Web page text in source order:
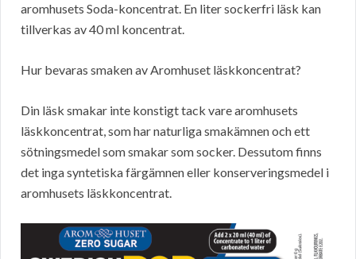
aromhusets Soda-koncentrat. En liter sockerfri läsk kan
tillverkas av 40 ml koncentrat.
Hur bevaras smaken av Aromhuset läskkoncentrat?
Din läsk smakar inte konstigt tack vare aromhusets
läskkoncentrat, som har naturliga smakämnen och ett
sötningsmedel som smakar som socker. Dessutom finns
det inga syntetiska färgämnen eller konserveringsmedel i
aromhusets läskkoncentrat.